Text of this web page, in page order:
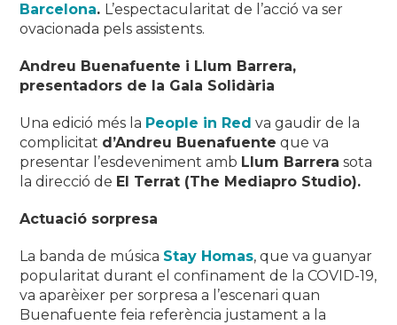
Barcelona. L’espectacularitat de l’acció va ser
ovacionada pels assistents.
Andreu Buenafuente i Llum Barrera,
presentadors de la Gala Solidària
Una edició més la People in Red va gaudir de la
complicitat d’Andreu Buenafuente que va
presentar l’esdeveniment amb Llum Barrera sota
la direcció de El Terrat (The Mediapro Studio).
Actuació sorpresa
La banda de música Stay Homas, que va guanyar
popularitat durant el confinament de la COVID-19,
va aparèixer per sorpresa a l’escenari quan
Buenafuente feia referència justament a la